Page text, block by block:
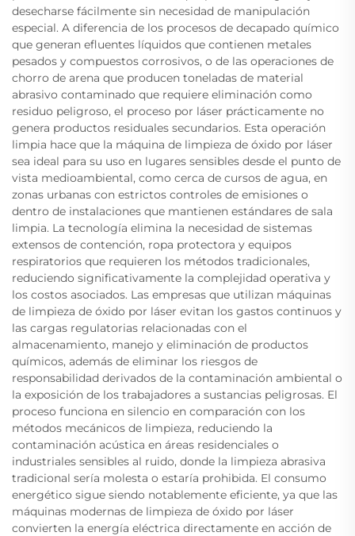
desecharse fácilmente sin necesidad de manipulación
especial. A diferencia de los procesos de decapado químico
que generan efluentes líquidos que contienen metales
pesados y compuestos corrosivos, o de las operaciones de
chorro de arena que producen toneladas de material
abrasivo contaminado que requiere eliminación como
residuo peligroso, el proceso por láser prácticamente no
genera productos residuales secundarios. Esta operación
limpia hace que la máquina de limpieza de óxido por láser
sea ideal para su uso en lugares sensibles desde el punto de
vista medioambiental, como cerca de cursos de agua, en
zonas urbanas con estrictos controles de emisiones o
dentro de instalaciones que mantienen estándares de sala
limpia. La tecnología elimina la necesidad de sistemas
extensos de contención, ropa protectora y equipos
respiratorios que requieren los métodos tradicionales,
reduciendo significativamente la complejidad operativa y
los costos asociados. Las empresas que utilizan máquinas
de limpieza de óxido por láser evitan los gastos continuos y
las cargas regulatorias relacionadas con el
almacenamiento, manejo y eliminación de productos
químicos, además de eliminar los riesgos de
responsabilidad derivados de la contaminación ambiental o
la exposición de los trabajadores a sustancias peligrosas. El
proceso funciona en silencio en comparación con los
métodos mecánicos de limpieza, reduciendo la
contaminación acústica en áreas residenciales o
industriales sensibles al ruido, donde la limpieza abrasiva
tradicional sería molesta o estaría prohibida. El consumo
energético sigue siendo notablemente eficiente, ya que las
máquinas modernas de limpieza de óxido por láser
convierten la energía eléctrica directamente en acción de